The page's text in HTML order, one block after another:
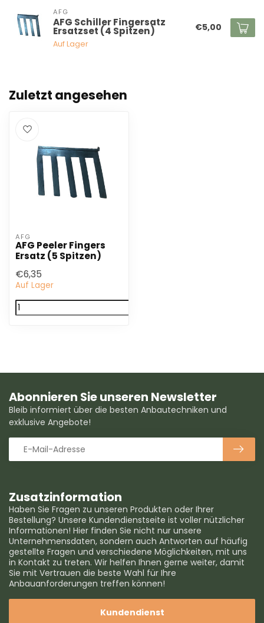
AFG
AFG Schiller Fingersatz
Ersatzset (4 Spitzen)
Auf Lager
€5,00
Zuletzt angesehen
AFG
AFG Peeler Fingers
Ersatz (5 Spitzen)
€6,35
Auf Lager
Zusatzinformation
Haben Sie Fragen zu unseren Produkten oder Ihrer
Bestellung? Unsere Kundendienstseite ist voller nützlicher
Informationen! Hier finden Sie nicht nur unsere
Unternehmensdaten, sondern auch Antworten auf häufig
gestellte Fragen und verschiedene Möglichkeiten, mit uns
in Kontakt zu treten. Wir helfen Ihnen gerne weiter, damit
Sie mit Vertrauen die beste Wahl für Ihre
Anbauanforderungen treffen können!
Kundendienst
Abonnieren Sie unseren Newsletter
Bleib informiert über die besten Anbautechniken und
exklusive Angebote!